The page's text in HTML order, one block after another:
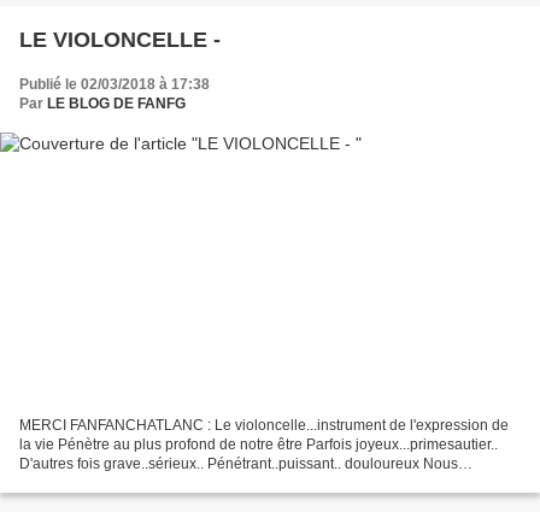
LE VIOLONCELLE -
Publié le 02/03/2018 à 17:38
Par LE BLOG DE FANFG
MERCI FANFANCHATLANC : Le violoncelle...instrument de l'expression de
la vie Pénètre au plus profond de notre être Parfois joyeux...primesautier..
D'autres fois grave..sérieux.. Pénétrant..puissant.. douloureux Nous